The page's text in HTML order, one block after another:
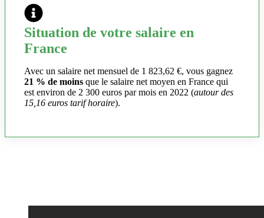
Situation de votre salaire en
France
Avec un salaire net mensuel de 1 823,62 €, vous gagnez
21 % de moins que le salaire net moyen en France qui
est environ de 2 300 euros par mois en 2022 (autour des
15,16 euros tarif horaire).